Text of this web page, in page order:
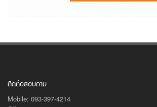
ติดต่อสอบถาม
Mobile: 093-397-4214